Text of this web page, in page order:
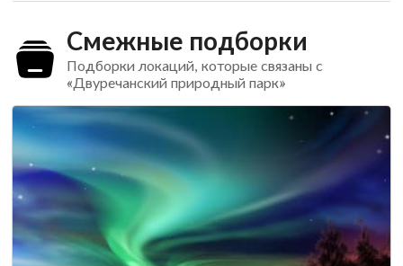
Смежные подборки
Подборки локаций, которые связаны с
«Двуречанский природный парк»